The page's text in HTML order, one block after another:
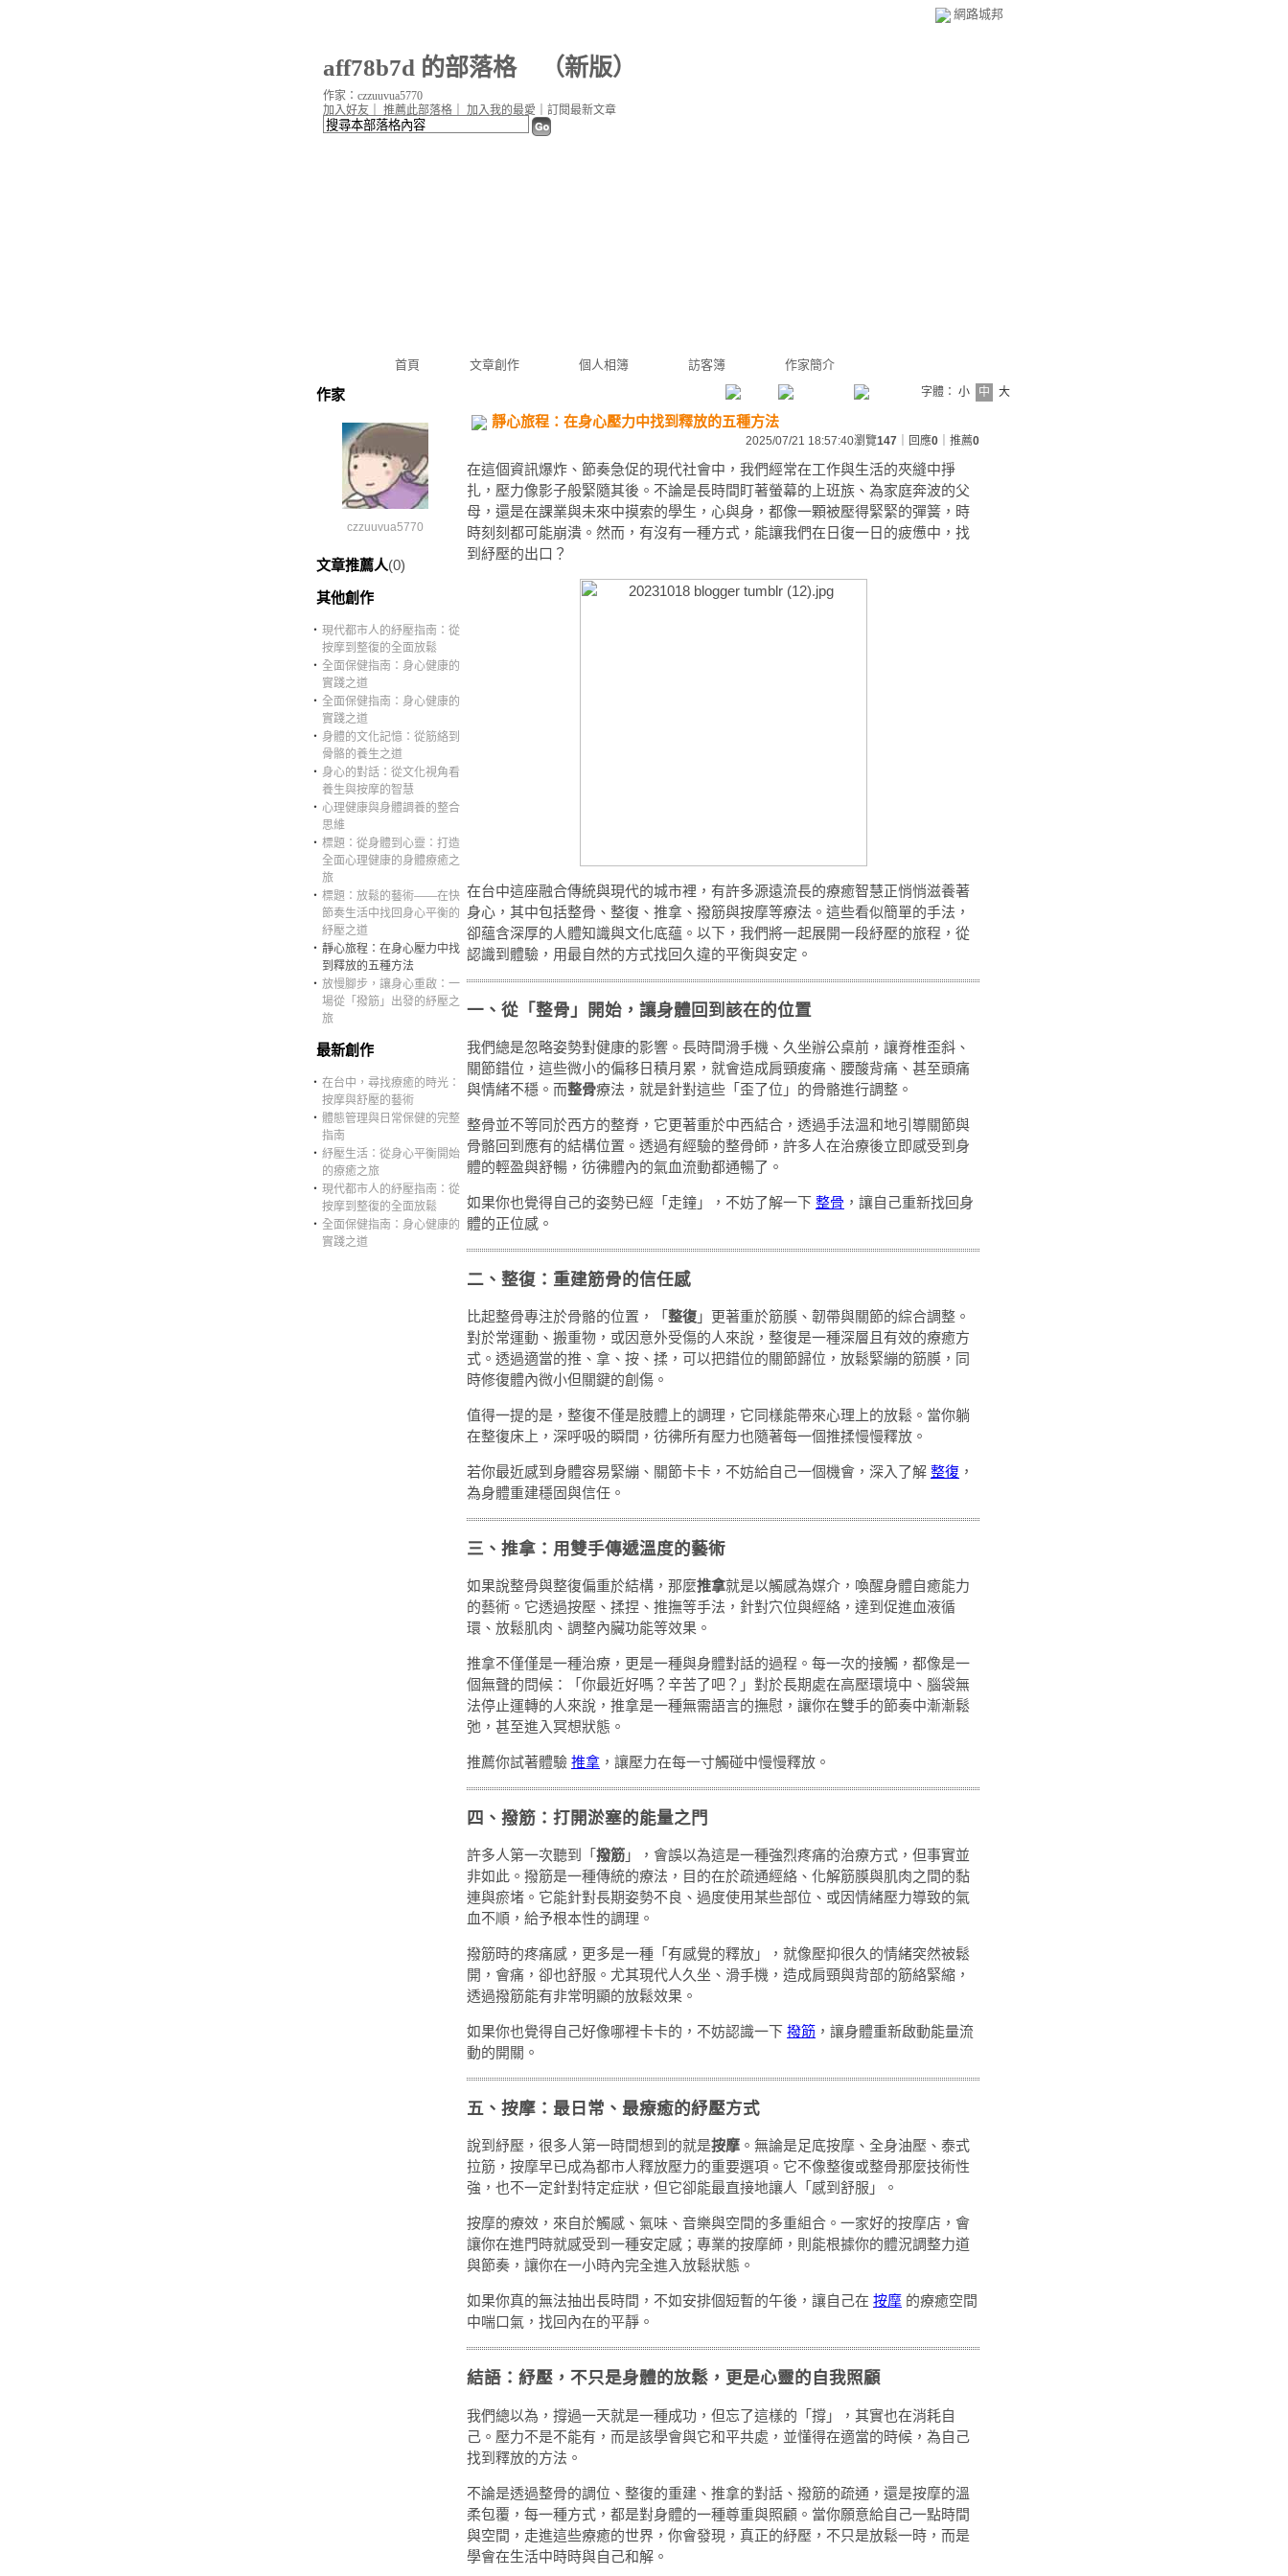
網路城邦
aff78b7d 的部落格（新版）
首頁 文章創作 個人相簿 訪客簿 作家簡介
加入好友 推薦此部落格 加入我的最愛 訂閱最新文章
作家：czzuuvua5770
作家
czzuuvua5770
文章推薦人(0)
其他創作
‧ 現代都市人的紓壓指南：從
按摩到整復的全面放鬆
‧ 全面保健指南：身心健康的
實踐之道
‧ 全面保健指南：身心健康的
實踐之道
‧ 身體的文化記憶：從筋絡到
骨骼的養生之道
‧ 身心的對話：從文化視角看
養生與按摩的智慧
‧ 心理健康與身體調養的整合
思維
‧ 標題：從身體到心靈：打造
全面心理健康的身體療癒之
旅
‧ 標題：放鬆的藝術——在快
節奏生活中找回身心平衡的
紓壓之道
‧ 靜心旅程：在身心壓力中找
到釋放的五種方法
‧ 放慢腳步，讓身心重啟：一
場從「撥筋」出發的紓壓之
旅
最新創作
‧ 在台中，尋找療癒的時光：
按摩與舒壓的藝術
‧ 體態管理與日常保健的完整
指南
‧ 紓壓生活：從身心平衡開始
的療癒之旅
‧ 現代都市人的紓壓指南：從
按摩到整復的全面放鬆
‧ 全面保健指南：身心健康的
實踐之道
字體： 小 中 大
靜心旅程：在身心壓力中找到釋放的五種方法
2025/07/21 18:57:40瀏覽147 ｜回應0 ｜推薦0
在這個資訊爆炸、節奏急促的現代社會中，我們經常在工作與生活的夾縫中掙
扎，壓力像影子般緊隨其後。不論是長時間盯著螢幕的上班族、為家庭奔波的父
母，還是在課業與未來中摸索的學生，心與身，都像一顆被壓得緊緊的彈簧，時
時刻刻都可能崩潰。然而，有沒有一種方式，能讓我們在日復一日的疲憊中，找
到紓壓的出口？
在台中這座融合傳統與現代的城市裡，有許多源遠流長的療癒智慧正悄悄滋養著
身心，其中包括整骨、整復、推拿、撥筋與按摩等療法。這些看似簡單的手法，
卻蘊含深厚的人體知識與文化底蘊。以下，我們將一起展開一段紓壓的旅程，從
認識到體驗，用最自然的方式找回久違的平衡與安定。
一、從「整骨」開始，讓身體回到該在的位置
我們總是忽略姿勢對健康的影響。長時間滑手機、久坐辦公桌前，讓脊椎歪斜、
關節錯位，這些微小的偏移日積月累，就會造成肩頸痠痛、腰酸背痛、甚至頭痛
與情緒不穩。而整骨療法，就是針對這些「歪了位」的骨骼進行調整。
整骨並不等同於西方的整脊，它更著重於中西結合，透過手法溫和地引導關節與
骨骼回到應有的結構位置。透過有經驗的整骨師，許多人在治療後立即感受到身
體的輕盈與舒暢，彷彿體內的氣血流動都通暢了。
如果你也覺得自己的姿勢已經「走鐘」，不妨了解一下 整骨 ，讓自己重新找回身
體的正位感。
二、整復：重建筋骨的信任感
比起整骨專注於骨骼的位置，「 整復 」更著重於筋膜、韌帶與關節的綜合調整。
對於常運動、搬重物，或因意外受傷的人來說，整復是一種深層且有效的療癒方
式。透過適當的推、拿、按、揉，可以把錯位的關節歸位，放鬆緊繃的筋膜，同
時修復體內微小但關鍵的創傷。
值得一提的是，整復不僅是肢體上的調理，它同樣能帶來心理上的放鬆。當你躺
在整復床上，深呼吸的瞬間，彷彿所有壓力也隨著每一個推揉慢慢釋放。
若你最近感到身體容易緊繃、關節卡卡，不妨給自己一個機會，深入了解 整復 ，
為身體重建穩固與信任。
三、推拿：用雙手傳遞溫度的藝術
如果說整骨與整復偏重於結構，那麼推拿就是以觸感為媒介，喚醒身體自癒能力
的藝術。它透過按壓、揉捏、推撫等手法，針對穴位與經絡，達到促進血液循
環、放鬆肌肉、調整內臟功能等效果。
推拿不僅僅是一種治療，更是一種與身體對話的過程。每一次的接觸，都像是一
個無聲的問候：「你最近好嗎？辛苦了吧？」對於長期處在高壓環境中、腦袋無
法停止運轉的人來說，推拿是一種無需語言的撫慰，讓你在雙手的節奏中漸漸鬆
弛，甚至進入冥想狀態。
推薦你試著體驗 推拿 ，讓壓力在每一寸觸碰中慢慢釋放。
四、撥筋：打開淤塞的能量之門
許多人第一次聽到「 撥筋 」，會誤以為這是一種強烈疼痛的治療方式，但事實並
非如此。撥筋是一種傳統的療法，目的在於疏通經絡、化解筋膜與肌肉之間的黏
連與瘀堵。它能針對長期姿勢不良、過度使用某些部位、或因情緒壓力導致的氣
血不順，給予根本性的調理。
撥筋時的疼痛感，更多是一種「有感覺的釋放」，就像壓抑很久的情緒突然被鬆
開，會痛，卻也舒服。尤其現代人久坐、滑手機，造成肩頸與背部的筋絡緊縮，
透過撥筋能有非常明顯的放鬆效果。
如果你也覺得自己好像哪裡卡卡的，不妨認識一下 撥筋 ，讓身體重新啟動能量流
動的開關。
五、按摩：最日常、最療癒的紓壓方式
說到紓壓，很多人第一時間想到的就是按摩 。無論是足底按摩、全身油壓、泰式
拉筋，按摩早已成為都市人釋放壓力的重要選項。它不像整復或整骨那麼技術性
強，也不一定針對特定症狀，但它卻能最直接地讓人「感到舒服」。
按摩的療效，來自於觸感、氣味、音樂與空間的多重組合。一家好的按摩店，會
讓你在進門時就感受到一種安定感；專業的按摩師，則能根據你的體況調整力道
與節奏，讓你在一小時內完全進入放鬆狀態。
如果你真的無法抽出長時間，不如安排個短暫的午後，讓自己在 按摩 的療癒空間
中喘口氣，找回內在的平靜。
結語：紓壓，不只是身體的放鬆，更是心靈的自我照顧
我們總以為，撐過一天就是一種成功，但忘了這樣的「撐」，其實也在消耗自
己。壓力不是不能有，而是該學會與它和平共處，並懂得在適當的時候，為自己
找到釋放的方法。
不論是透過整骨的調位、整復的重建、推拿的對話、撥筋的疏通，還是按摩的溫
柔包覆，每一種方式，都是對身體的一種尊重與照顧。當你願意給自己一點時間
與空間，走進這些療癒的世界，你會發現，真正的紓壓，不只是放鬆一時，而是
學會在生活中時時與自己和解。